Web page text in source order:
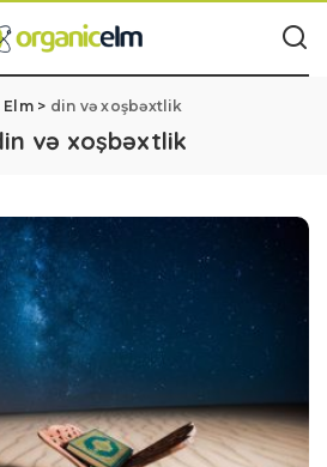
> din və xoşbəxtlik
və xoşbəxtlik